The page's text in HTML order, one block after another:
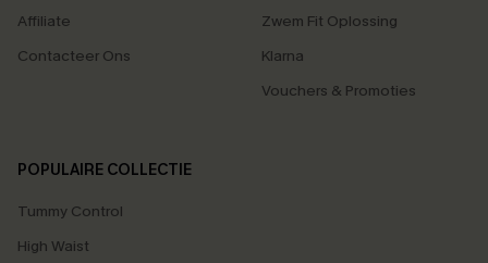
Affiliate
Contacteer Ons
Zwem Fit Oplossing
Klarna
Vouchers & Promoties
POPULAIRE COLLECTIE
Tummy Control
High Waist